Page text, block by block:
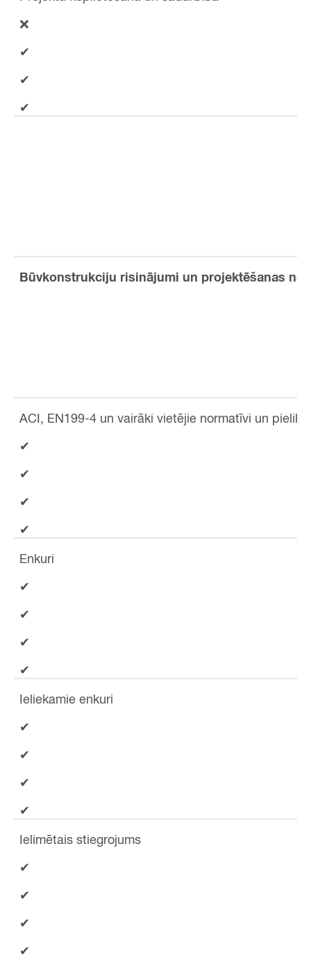
❌
✔
✔
✔
Būvkonstrukciju risinājumi un projektēšanas
ACI, EN199-4 un vairāki vietējie normatīvi un
✔
✔
✔
✔
Enkuri
✔
✔
✔
✔
Ieliekamie enkuri
✔
✔
✔
✔
Ielimētais stiegrojums
✔
✔
✔
✔